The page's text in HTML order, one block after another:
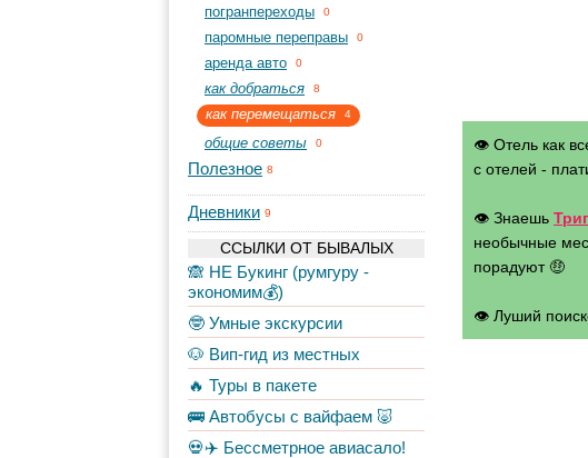
погранпереходы 0
паромные переправы 0
аренда авто 0
как добраться 8
как перемещаться 4
общие советы 0
Полезное 8
Дневники 9
ССЫЛКИ ОТ БЫВАЛЫХ
🙈 НЕ Букинг (румгуру -
экономим💰)
🤓 Умные экскурсии
🐶 Вип-гид из местных
🔥 Туры в пакете
🚌 Автобусы с вайфаем 🐷
💀✈️ Бессметрное авиасало!
👁 Отель как
с отелей -
👁 Знаешь
необычные
порадуют 🤑
👁 Луший